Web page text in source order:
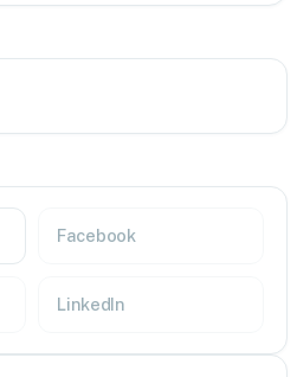
Facebook
LinkedIn